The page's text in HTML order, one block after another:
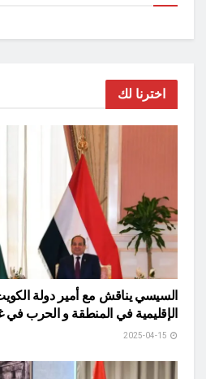
اخترنا لك
السيسي يناقش مع أمير دولة
الإقليمية في المنطقة و الحرب في